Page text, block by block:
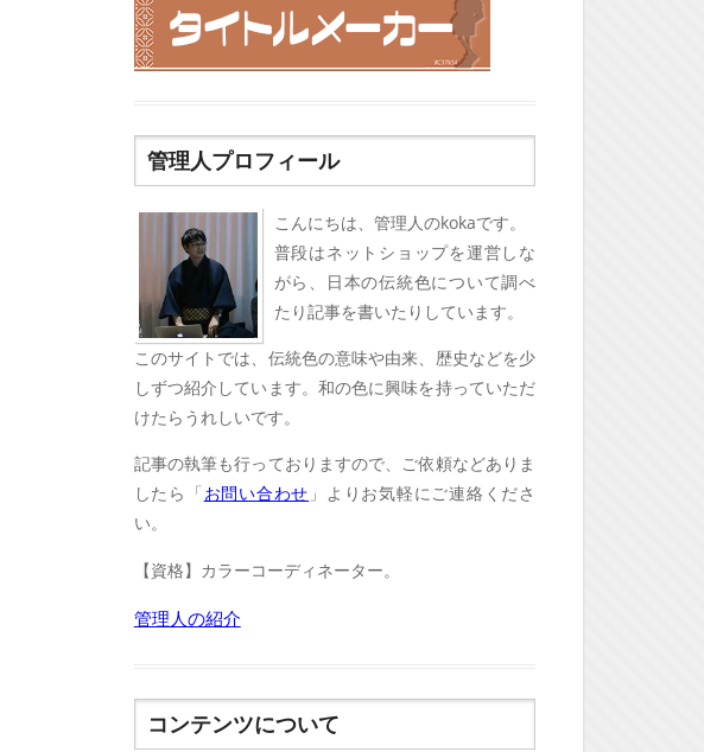
管理人プロフィール
こんにちは、管理人のkokaです。
普段はネットショップを運営しな
がら、日本の伝統色について調べ
たり記事を書いたりしています。
このサイトでは、伝統色の意味や由来、歴史などを少
しずつ紹介しています。和の色に興味を持っていただ
けたらうれしいです。
記事の執筆も行っておりますので、ご依頼などありま
したら「お問い合わせ 」よりお気軽にご連絡くださ
い。
【資格】カラーコーディネーター。
管理人の紹介
コンテンツについて